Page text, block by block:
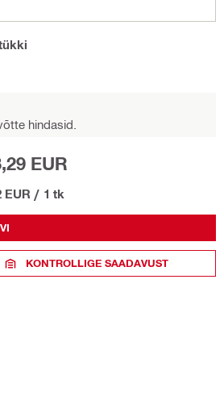
hindasid.
EUR
EUR / 1 tk
KONTROLLIGE SAADAVUST